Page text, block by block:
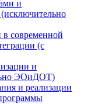
и
(исключительно
современной
(с
и
ЭОиДОТ)
и реализации